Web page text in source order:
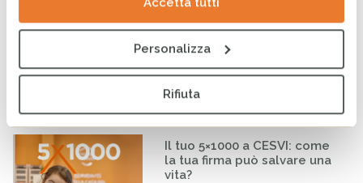
Personalizza
Rifiuta
RISE-UP: al via il percorso
formativo per minori
stranieri non accompagnati
Il tuo 5×1000 a CESVI: come
la tua firma può salvare una
vita?